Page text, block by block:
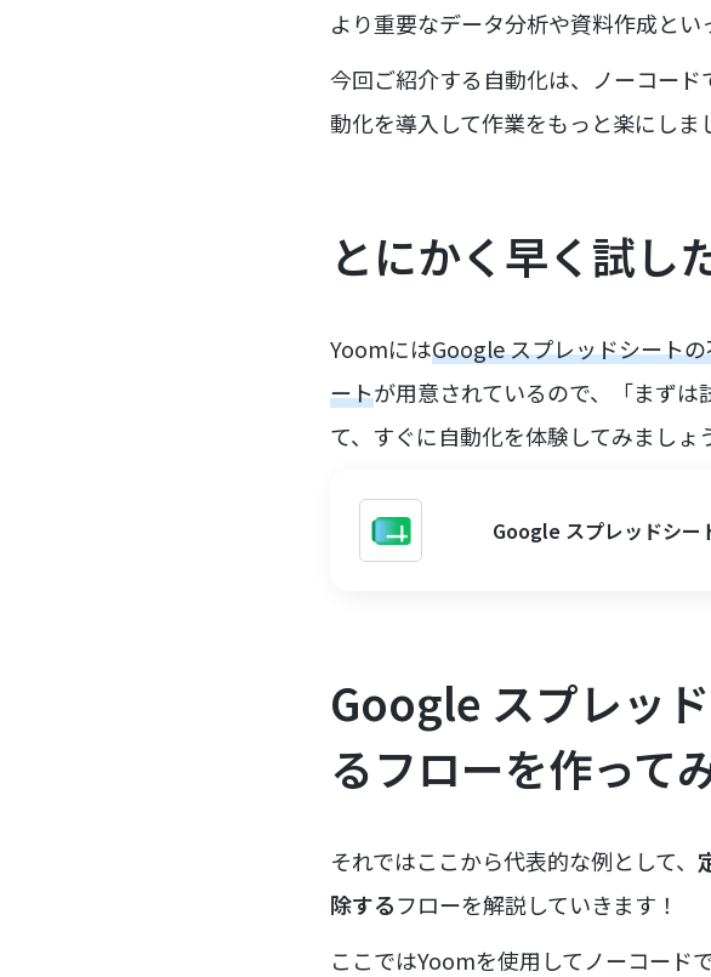
より重要なデータ分析や資料作成と
今回ご紹介する自動化は、ノーコー
動化を導入して作業をもっと楽にしま
とにかく早く試し
YoomにはGoogle スプレッドシート
ートが用意されているので、「まず
て、すぐに自動化を体験してみましょ
Google スプレッドシー
Google スプレッ
るフローを作って
それではここから代表的な例として、
除するフローを解説していきます！
ここではYoomを使用してノーコード